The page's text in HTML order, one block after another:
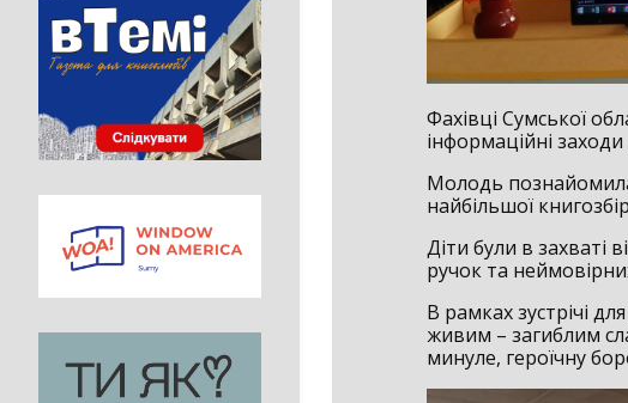
Фахівці Сумської
інформаційні заходи
Молодь
найбільшої
Діти були в захваті
ручок та
В рамках зустрічі
живим – загиблим
минуле, героїчну